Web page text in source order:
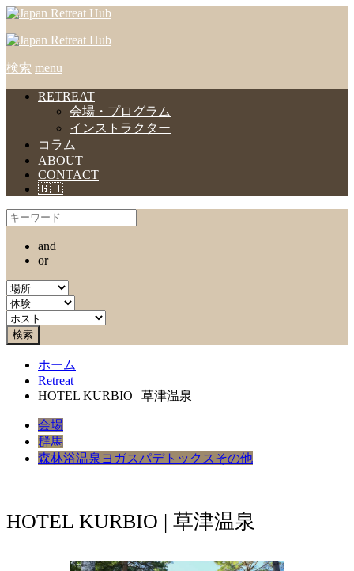
検索 menu
RETREAT
会場・プログラム
インストラクター
コラム
ABOUT
CONTACT
🇬🇧
and
or
ホーム
Retreat
HOTEL KURBIO | 草津温泉
会場
群馬
森林浴温泉 ヨガスパデトックス その他
HOTEL KURBIO | 草津温泉